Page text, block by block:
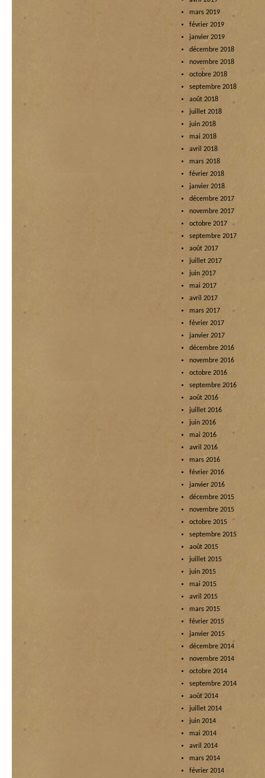
mars 2019
février 2019
janvier 2019
décembre 2018
novembre 2018
octobre 2018
septembre 2018
août 2018
juillet 2018
juin 2018
mai 2018
avril 2018
mars 2018
février 2018
janvier 2018
décembre 2017
novembre 2017
octobre 2017
septembre 2017
août 2017
juillet 2017
juin 2017
mai 2017
avril 2017
mars 2017
février 2017
janvier 2017
décembre 2016
novembre 2016
octobre 2016
septembre 2016
août 2016
juillet 2016
juin 2016
mai 2016
avril 2016
mars 2016
février 2016
janvier 2016
décembre 2015
novembre 2015
octobre 2015
septembre 2015
août 2015
juillet 2015
juin 2015
mai 2015
avril 2015
mars 2015
février 2015
janvier 2015
décembre 2014
novembre 2014
octobre 2014
septembre 2014
août 2014
juillet 2014
juin 2014
mai 2014
avril 2014
mars 2014
février 2014